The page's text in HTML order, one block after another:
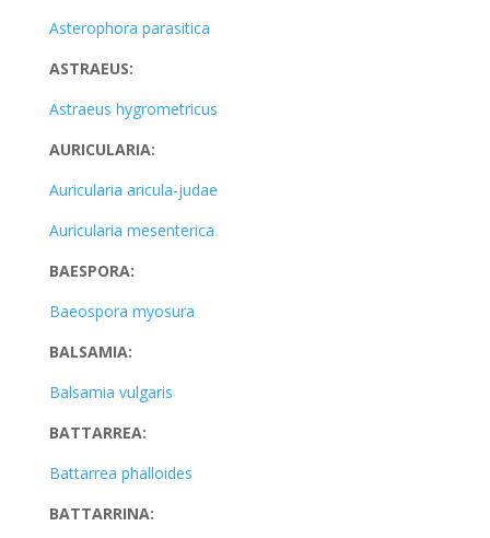
Asterophora parasitica
ASTRAEUS:
Astraeus hygrometricus
AURICULARIA:
Auricularia aricula-judae
Auricularia mesenterica
BAESPORA:
Baeospora myosura
BALSAMIA:
Balsamia vulgaris
BATTARREA:
Battarrea phalloides
BATTARRINA: